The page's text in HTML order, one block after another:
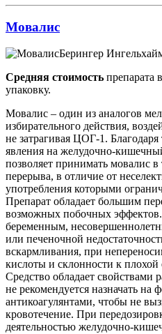
Мовалис
Берингер
Средняя стоимость препарата
упаковку.
Мовалис – один из аналогов
избирательного действия,
не затрагивая ЦОГ-1.
явления на желудочно-
позволяет принимать мовалис в
перерыва, в отличие от
употребления которыми
Препарат обладает большим
возможных побочных эффектов.
беременным,
или печеночной
вскармливания, при
кислоты и склонности к плохой
Средство обладает свойствами
не рекомендуется назначать на
антикоагулянтами, чтобы не
кровотечение. При
деятельностью желудочно-